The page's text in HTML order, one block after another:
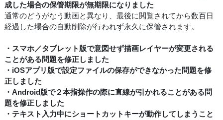
成した場合の保管期限が無期限になりました
通常のどうがなう動画と異なり、最後に閲覧されてから数百日
経過した場合の自動削除が行われず永久に保管されます。
・スマホ／タブレット版で意図せず描画レイヤーが変更される
ことがある問題を修正しました
・iOSアプリ版で設定ファイルの保存ができなかった問題を修
正しました
・Android版で２本指操作の際に直線が引かれることがある問
題を修正しました
・テキスト入力中にショートカットキーが動作してしまうこと